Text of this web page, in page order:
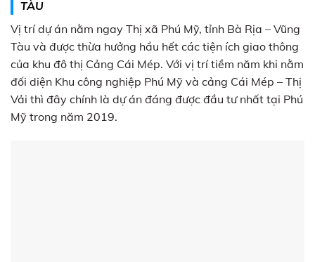
TÀU
Vị trí dự án nằm ngay Thị xã Phú Mỹ, tỉnh Bà Rịa – Vũng
Tàu và được thừa hưởng hầu hết các tiện ích giao thông
của khu đô thị Cảng Cái Mép. Với vị trí tiềm năm khi nằm
đối diện Khu công nghiệp Phú Mỹ và cảng Cái Mép – Thị
Vải thì đây chính là dự án đáng được đầu tư nhất tại Phú
Mỹ trong năm 2019.